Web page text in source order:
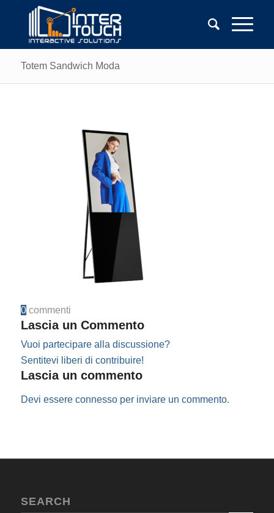
Totem Sandwich Moda
0 commenti
Lascia un Commento
Vuoi partecipare alla discussione?
Sentitevi liberi di contribuire!
Lascia un commento
Devi essere connessoper inviare un commento.
SEARCH